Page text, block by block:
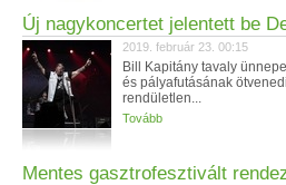
Új nagykoncertet jelentett be
2019. február 23. 00:15
Bill Kapitány tavaly
és pályafutásának
rendületlen...
Tovább
Mentes gasztrofesztivált